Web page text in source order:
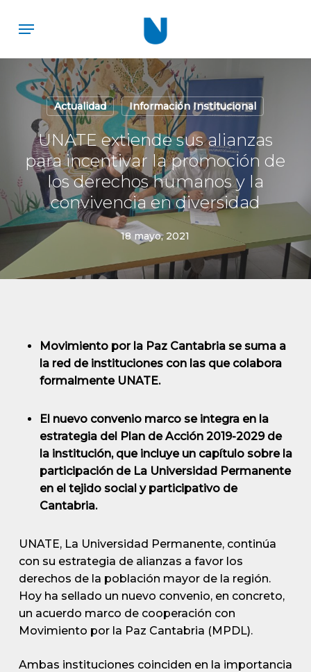
content
Menu
Actualidad Información Institucional
UNATE extiende sus alianzas
para incentivar la promoción de
los derechos humanos y la
convivencia en diversidad
18 mayo, 2021
Movimiento por la Paz Cantabria se suma a
la red de instituciones con las que colabora
formalmente UNATE.
El nuevo convenio marco se integra en la
estrategia del Plan de Acción 2019-2029 de
la institución, que incluye un capítulo sobre la
participación de La Universidad Permanente
en el tejido social y participativo de
Cantabria.
UNATE, La Universidad Permanente, continúa
con su estrategia de alianzas a favor los
derechos de la población mayor de la región.
Hoy ha sellado un nuevo convenio, en concreto,
un acuerdo marco de cooperación con
Movimiento por la Paz Cantabria (MPDL).
Ambas instituciones coinciden en la importancia